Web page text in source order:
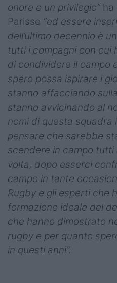
onore e un privilegio” ha
Parisse “ed essere
dell’ultimo decennio è
tutti i compagni con cui
di condividere il campo
spero possa ispirare i
stanno affacciando
stanno avvicinando al
nomi di questa squadra
pensare che sarebbe
scendere in campo tutti
volta, dopo esserci
campo in tante
Rugby e gli esperti che
formazione ideale del
che hanno dimostrato
rugby e per quanto
in questi anni”.